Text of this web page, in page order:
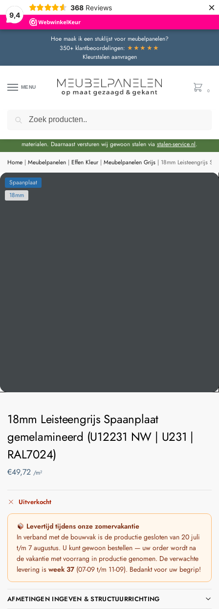
9,4
368 Reviews ×
Hoe maak ik een stuklijst voor meubelpanelen?
350+ klantbeoordelingen: ★★★★★
Kleurstalen aanvragen
MENU
0
Door de bouwvakperiode geldt momenteel een extra levertijd van circa 3 weken
materialen. Daarnaast versturen wij gewoon stalen via stalen-service.nl.
Home | Meubelpanelen | Effen Kleur | Meubelpanelen Grijs | 18mm Leisteengrijs
Spaanplaat
18mm
18mm Leisteengrijs Spaanplaat
gemelamineerd (U12231 NW | U231 |
RAL7024)
€49,72 /m²
Uitverkocht
Levertijd tijdens onze zomervakantie
In verband met de bouwvak is de productie gesloten van 20 juli
t/m 7 augustus. U kunt gewoon bestellen — uw order wordt na
de vakantie met voorrang in productie genomen. De verwachte
levering is week 37 (07-09 t/m 11-09). Bedankt voor uw begrip!
AFMETINGEN INGEVEN & STRUCTUURRICHTING